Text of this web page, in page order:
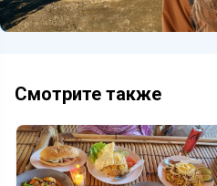
Смотрите также